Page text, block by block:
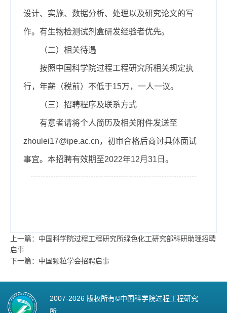
设计、实施、数据分析、处理以及研究论文的写
作。有生物检测试剂盒研发经验者优先。
（二）相关待遇
按照中国科学院过程工程研究所相关规定执
行，年薪（税前）不低于15万，一人一议。
（三）招聘程序及联系方式
有意者请将个人简历及相关附件发送至
zhoulei17@ipe.ac.cn，初审合格后商讨具体面试
事宜。本招聘有效期至2022年12月31 日。
上一篇：中国科学院过程工程研究所绿色化工研究部科研助理招聘
启事
下一篇：中国颗粒学会招聘启事
2007-2026 版权所有©中国科学院过程工程研究